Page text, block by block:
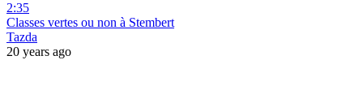
2:35
Classes vertes ou non à Stembert
Tazda
20 years ago